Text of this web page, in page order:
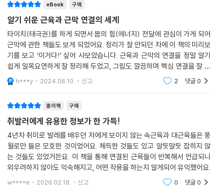
레인》을 통해 소개된 근막 개념 중 핵심에 해당하는 내용들을 골라 알기 쉬
운 그림으로 소개한다.
먼저 프롤로그에 해당하는 0장에서는 근육의 연결이란 무엇인지, 그것이
어떤 역할을 하는지 소개한다. 1장부터 6장까지는 전신에 퍼져 있는 주요
연결선인 전방 연결, 후방 연결, 외측 연결, 나선 연결, 심층 연결과 함께 운
동 연결에 대해 설명한다. 7장부터 13장에는 부위별 기본적인 해부학과 함
께 연결에 대한 구체적인 정보가 들어 있다. 마지막 14장에서는 연결이 신
“이 책이 전문가와 일반인을 연결하는
다리와 같은 존재가 되기를 바랍니다.”
《세상에서 가장 알기 쉬운 근육연결도감》은 최대한 일반인도 이해하기 쉽
게 쓰였으며, 큼직한 그림을 통해 가독성을 높였다. 이 책을 읽은 후 치료사
는 치료 계획을 세우기가 수월해질 것이고, 트레이너는 운동 지도 능력이
eBook 구매
알기 쉬운 근육과 근막 연결의 세계
타이치(태극권)를 하게 되면서 몸의 힘(에너지) 전달에 관심이 가게 되어
근막에 관한 책들도 보게 되었어요. 정리가 잘 안되던 차에 이 책의 미리보
기를 보고 ‘이거다!’ 싶어 사보았습니다. 근육과 근막의 연결을 정말 알기
쉽게 일목요연하게 잘 정리해 두었고, 그림도 깔끔하며 핵심 연결을 잘 보
여줍니다. 저처럼 근막과 근육 연결에 관심 있는 분들께 추천드립니다.이
런저런 동작
h***y 2024.06.10. 신고 2 댓글0
종이책 구매
취발러에게 유용한 정보가 한 가득!
4년차 취미로 발레를 배우던 저에게 보이지 않는 속근육과 대근육들은 풍
월로만 들은 모호한 것이었어요. 체득한 것들도 있고 알듯말듯 잡히지 않
는 것들도 있었거든요. 이 책을 통해 연결된 근육들이 반복해서 언급되니
외우려하지 않아도 익숙해지고, 어떤 작용을 하는지 알게되어 유익했어요.
w****e 2026.02.18. 신고 0 댓글0